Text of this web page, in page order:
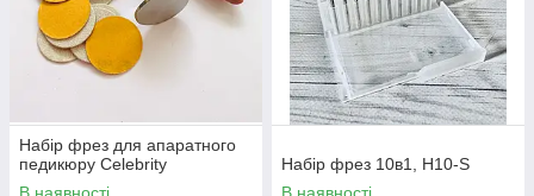
Набір фрез для апаратного
педикюру Celebrity
Набір фрез 10в1, H10-S